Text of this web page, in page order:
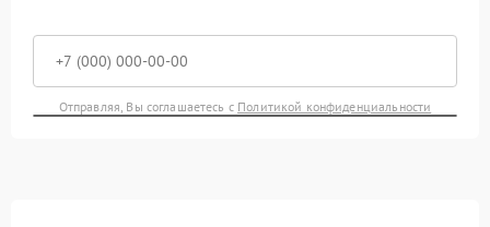
Отправляя, Вы соглашаетесь с Политикой конфиденциальности